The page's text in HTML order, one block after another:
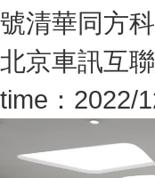
號清華同方
北京車訊互
time：2022/